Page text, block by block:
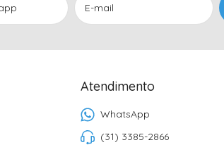
Atendimento
WhatsApp
(31) 3385-2866